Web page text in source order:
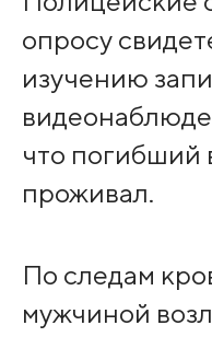
опросу
изучению
что погибший
проживал.
По следам
мужчиной